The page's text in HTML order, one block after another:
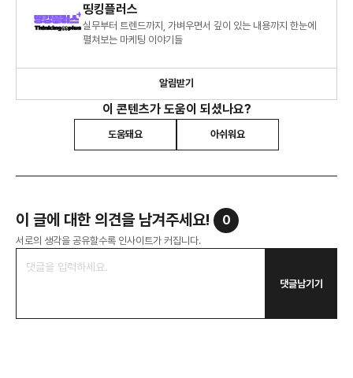
띵킹플러스
실무부터 트렌드까지, 가벼우면서 깊이 있는 내용까지 한눈에
펼쳐보는 마케팅 이야기들
알림받기
이 콘텐츠가 도움이 되셨나요?
도움돼요 아쉬워요
이 글에 대한 의견을 남겨주세요! 0
서로의 생각을 공유할수록 인사이트가 커집니다.
댓글남기기